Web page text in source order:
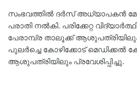
സംഭവത്തിൽ ദർസ് അധ്യാപകൻ
പരാതി നൽകി. പരിക്കേറ്റ
പേരാമ്പ്ര താലൂക്ക് ആശുപത്രിയിലും
പുലർച്ചെ കോഴിക്കോട് മെഡിക്കൽ
ആശുപത്രിയിലും പ്രവേശിപ്പിച്ചു.